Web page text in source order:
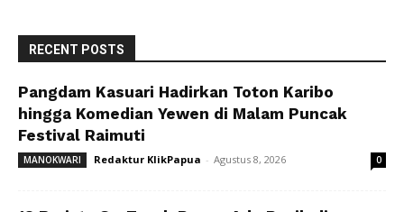
RECENT POSTS
Pangdam Kasuari Hadirkan Toton Karibo
hingga Komedian Yewen di Malam Puncak
Festival Raimuti
MANOKWARI Redaktur KlikPapua - Agustus 8, 2026 0